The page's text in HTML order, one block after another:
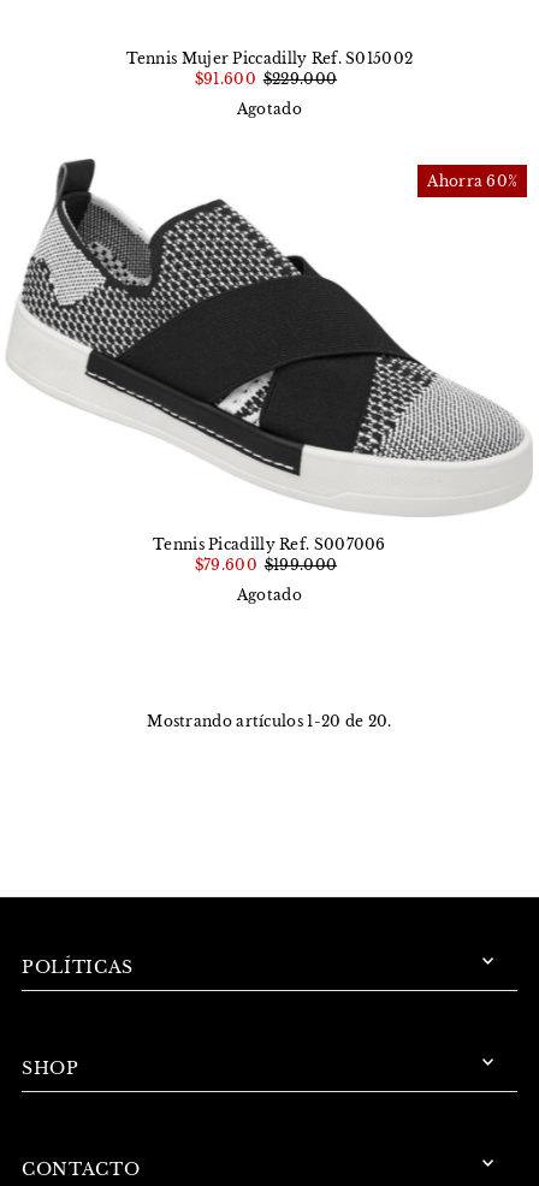
Tennis Mujer Piccadilly Ref. S015002
$91.600 $229.000
Agotado
Ahorra 60%
Tennis Picadilly Ref. S007006
$79.600 $199.000
Agotado
Mostrando artículos 1-20 de 20.
POLÍTICAS
SHOP
CONTACTO